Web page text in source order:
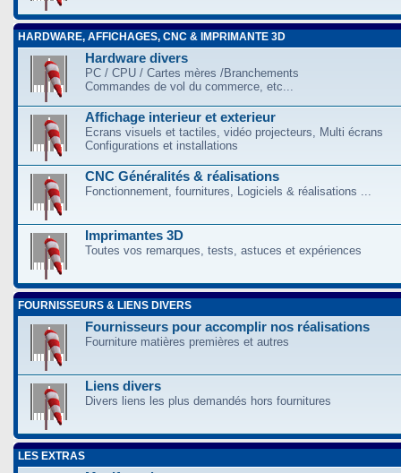
HARDWARE, AFFICHAGES, CNC & IMPRIMANTE 3D
Hardware divers
PC / CPU / Cartes mères /Branchements
Commandes de vol du commerce, etc...
Affichage interieur et exterieur
Ecrans visuels et tactiles, vidéo projecteurs, Multi écrans
Configurations et installations
CNC Généralités & réalisations
Fonctionnement, fournitures, Logiciels & réalisations ...
Imprimantes 3D
Toutes vos remarques, tests, astuces et expériences
FOURNISSEURS & LIENS DIVERS
Fournisseurs pour accomplir nos réalisations
Fourniture matières premières et autres
Liens divers
Divers liens les plus demandés hors fournitures
LES EXTRAS